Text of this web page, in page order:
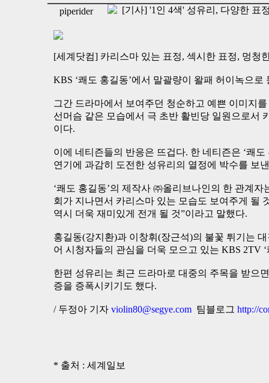
piperider [기사] '1인 4색' 성유리, 다양한 표
[세계닷컴] 카리스마 있는 표정, 섹시한 표정, 멍청
KBS ‘쾌도 홍길동’에서 말괄량이 왈패 허이녹으
그간 드라마에서 보여주던 청순하고 예쁜 이미지
선머슴 같은 모습에서 극 초반 활빈당 일원으로서
이다.
이에 네티즌들의 반응은 뜨겁다. 한 네티즌은 ‘쾌
연기에 과감히 도전한 성유리의 열정에 박수를 보
‘쾌도 홍길동’의 제작사 ㈜올리브나인의 한 관계
회가 지나면서 카리스마 있는 모습도 보여주게 될
역시 더욱 재미있게 전개 될 것”이라고 말했다.
홍길동(강지환)과 이창휘(장근석)의 불꽃 튀기는
어 시청자들의 관심을 더욱 모으고 있는 KBS 2TV
한편 성유리는 최근 드라마로 대중의 주목을 받으
증을 증폭시키기도 했다.
/ 두정아 기자 violin80@segye.com팀블로그 http://
* 출처 : 세계일보